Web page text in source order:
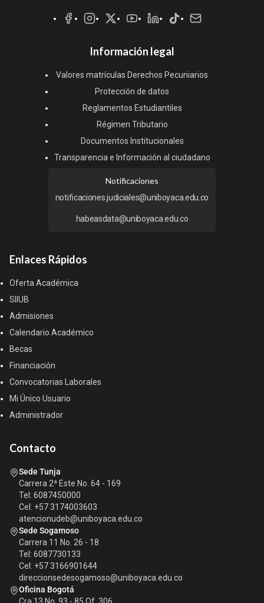
Sociales
Información legal
Valores matrículas Derechos Pecuniarios
Protección de datos
Reglamentos Estudiantiles
Régimen Tributario
Documentos Institucionales
Transparencia e Información al ciudadano
Notificaciones
notificaciones.judiciales@uniboyaca.edu.co
habeasdata@uniboyaca.edu.co
Enlaces Rápidos
Oferta Académica
SIIUB
Admisiones
Calendario Académico
Becas
Financiación
Convocatorias Laborales
Mi Único Usuario
Administrador
Contacto
Sede Tunja
Carrera 2ª Este No. 64 - 169
Tel: 6087450000
Cel: +57 3174003603
atencionudeb@uniboyaca.edu.co
Sede Sogamoso
Carrera 11 No. 26 - 18
Tel: 6087730133
Cel: +57 3166901644
direccionsedesogamoso@uniboyaca.edu.co
Oficina Bogotá